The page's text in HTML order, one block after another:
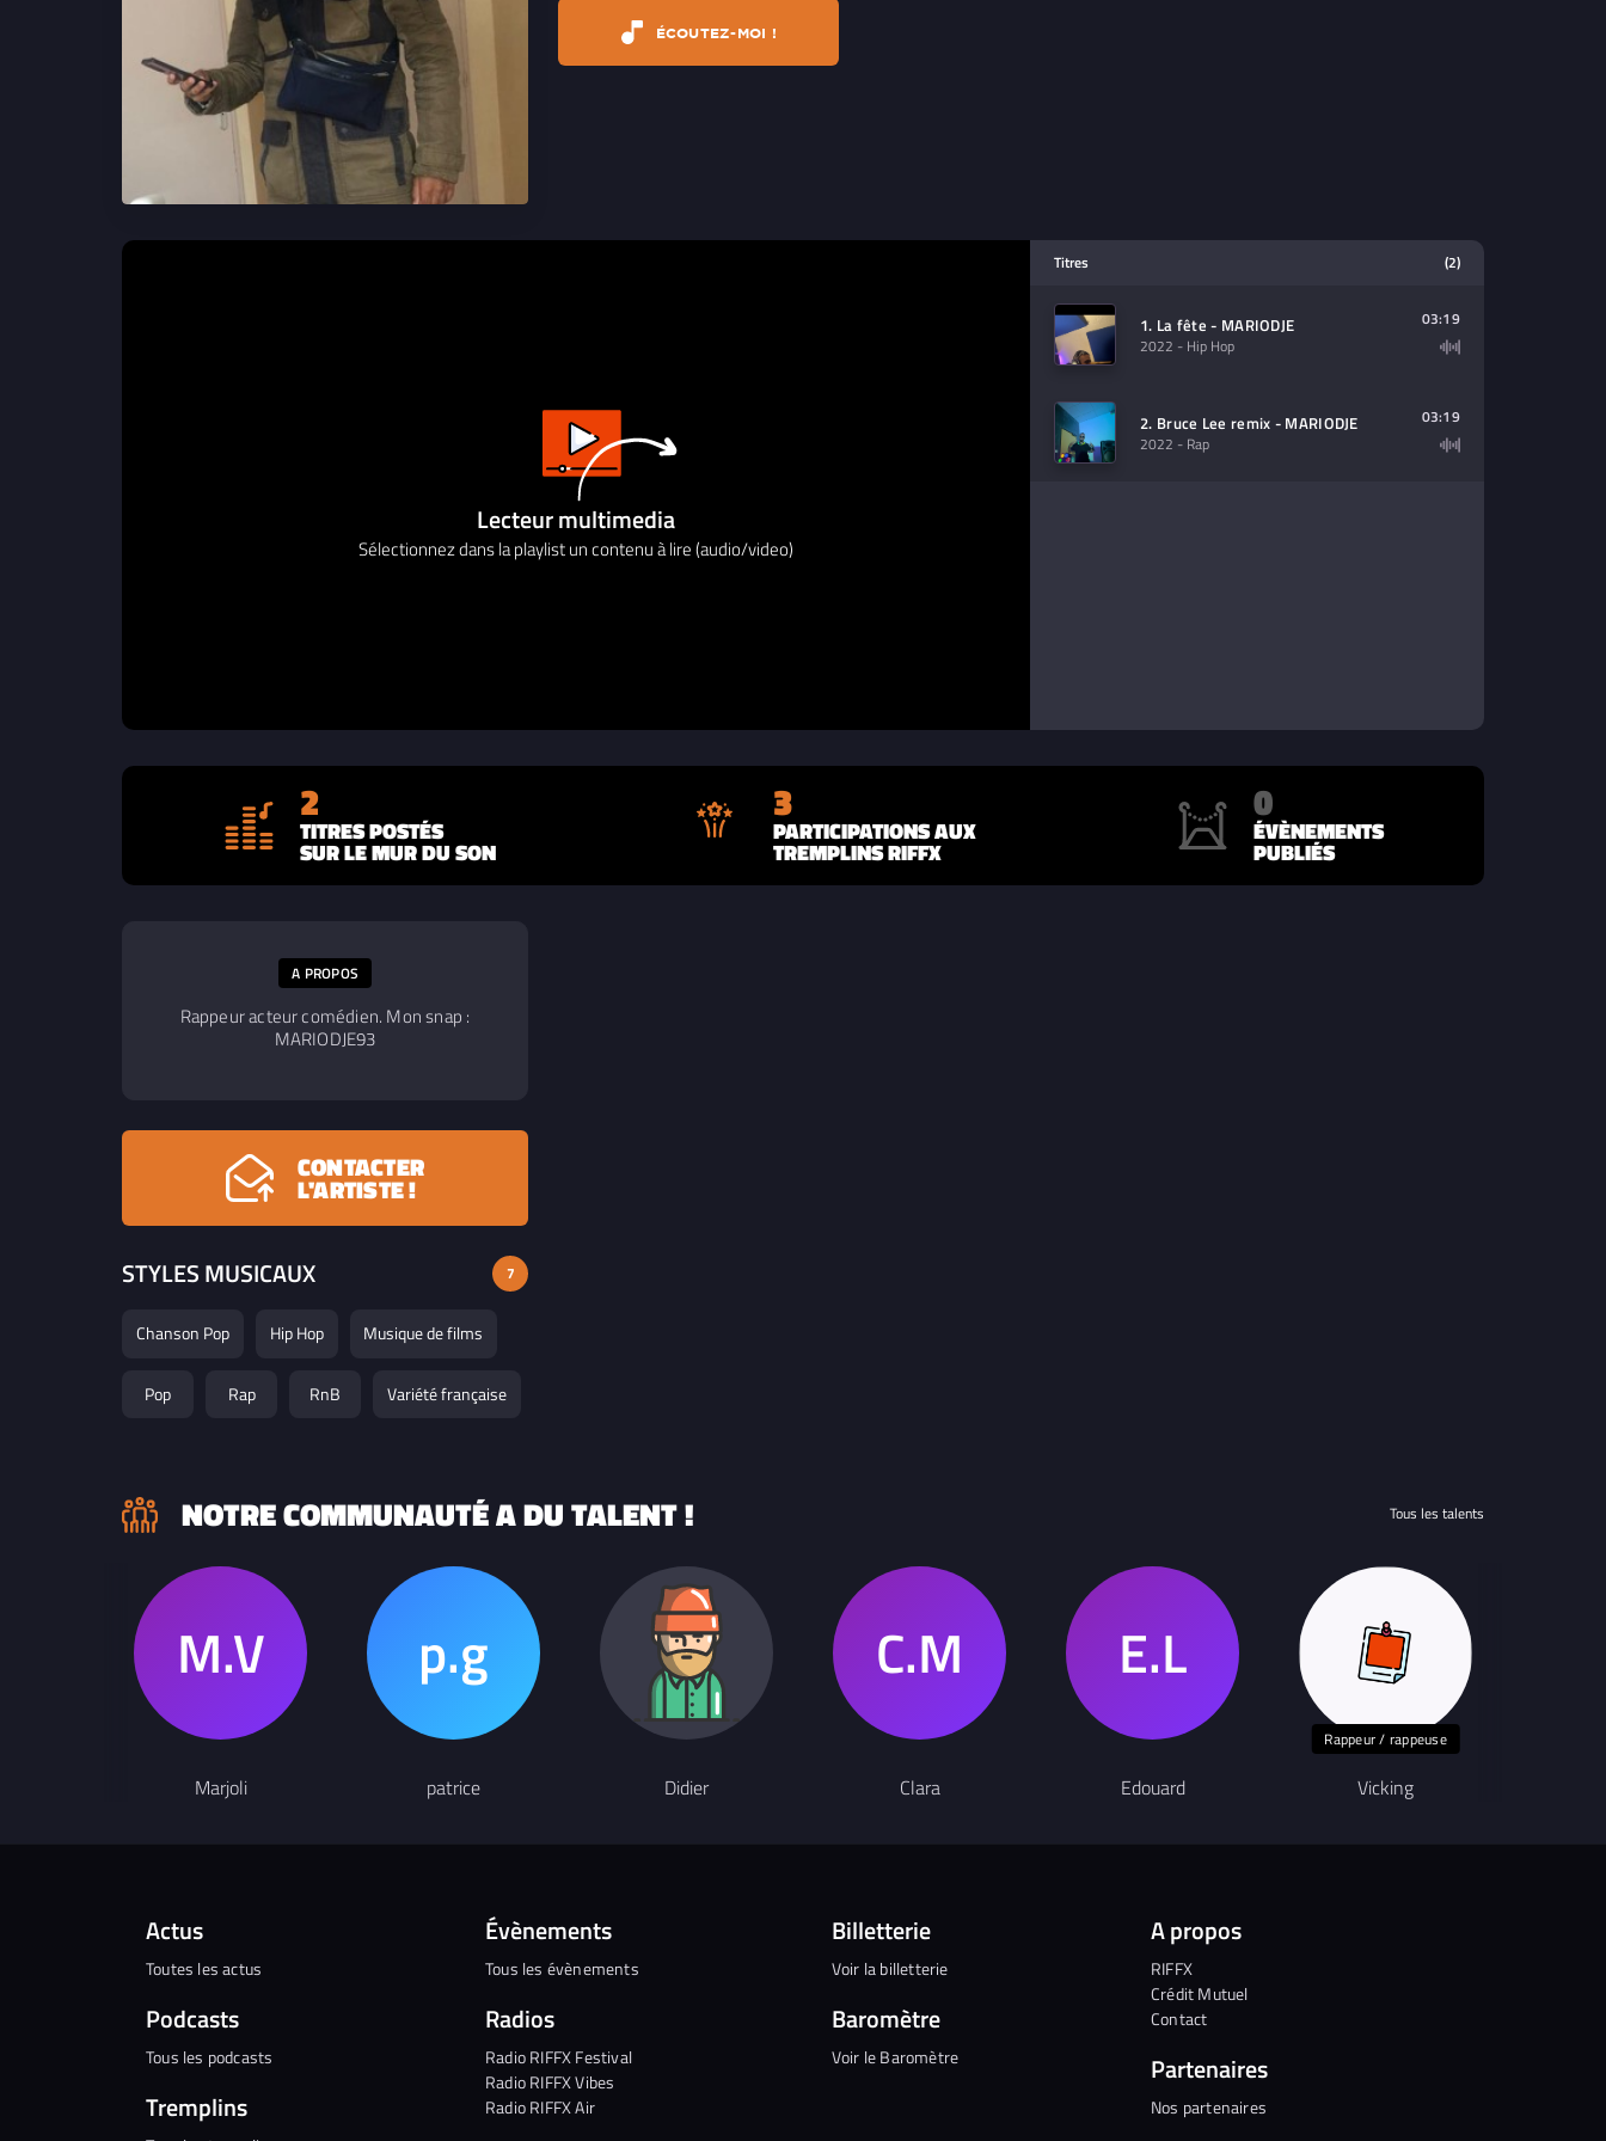
ÉCOUTEZ-MOI !
Lecteur multimedia
Sélectionnez dans la playlist un contenu à lire (audio/video)
Titres (2)
1. La fête - MARIODJE
2022 - Hip Hop
03:19
2. Bruce Lee remix - MARIODJE
2022 - Rap
03:19
2
TITRES POSTÉS
SUR LE MUR DU SON
3
PARTICIPATIONS AUX
TREMPLINS RIFFX
0
ÉVÈNEMENTS
PUBLIÉS
A PROPOS
Rappeur acteur comédien. Mon snap :
MARIODJE93
CONTACTER
L'ARTISTE !
STYLES MUSICAUX 7
Chanson Pop Hip Hop Musique de films
Pop Rap RnB Variété française
NOTRE COMMUNAUTÉ A DU TALENT ! Tous les talents
Marjoli patrice Didier Clara Edouard
Rappeur / rappeuse
Vicking
Actus
Toutes les actus
Podcasts
Tous les podcasts
Tremplins
Évènements
Tous les évènements
Radios
Radio RIFFX Festival
Radio RIFFX Vibes
Radio RIFFX Air
Billetterie
Voir la billetterie
Baromètre
Voir le Baromètre
A propos
RIFFX
Crédit Mutuel
Contact
Partenaires
Nos partenaires